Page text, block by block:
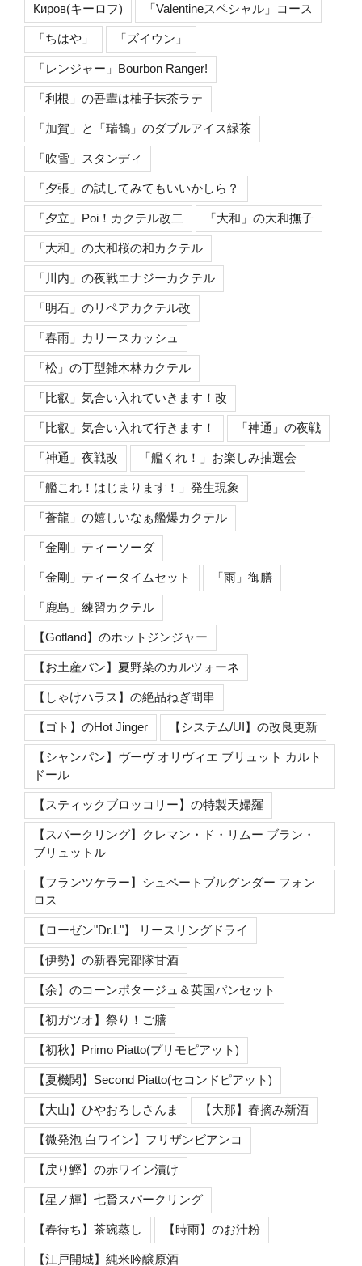
Киров(キーロフ) 「Valentineスペシャル」コース
「ちはや」 「ズイウン」
「レンジャー」Bourbon Ranger!
「利根」の吾輩は柚子抹茶ラテ
「加賀」と「瑞鶴」のダブルアイス緑茶
「吹雪」スタンディ
「夕張」の試してみてもいいかしら？
「夕立」Poi！カクテル改二 「大和」の大和撫子
「大和」の大和桜の和カクテル
「川内」の夜戦エナジーカクテル
「明石」のリペアカクテル改
「春雨」カリースカッシュ
「松」の丁型雑木林カクテル
「比叡」気合い入れていきます！改
「比叡」気合い入れて行きます！ 「神通」の夜戦
「神通」夜戦改 「艦くれ！」お楽しみ抽選会
「艦これ！はじまります！」発生現象
「蒼龍」の嬉しいなぁ艦爆カクテル
「金剛」ティーソーダ
「金剛」ティータイムセット 「雨」御膳
「鹿島」練習カクテル
【Gotland】のホットジンジャー
【お土産パン】夏野菜のカルツォーネ
【しゃけハラス】の絶品ねぎ間串
【ゴト】のHot Jinger 【システム/UI】の改良更新
【シャンパン】ヴーヴ オリヴィエ ブリュット カルト
ドール
【スティックブロッコリー】の特製天婦羅
【スパークリング】クレマン・ド・リムー ブラン・
ブリュットル
【フランツケラー】シュペートブルグンダー フォン
ロス
【ローゼン"Dr.L"】 リースリングドライ
【伊勢】の新春完部隊甘酒
【余】のコーンポタージュ＆英国パンセット
【初ガツオ】祭り！ご膳
【初秋】Primo Piatto(プリモピアット)
【夏機関】Second Piatto(セコンドピアット)
【大山】ひやおろしさんま 【大那】春摘み新酒
【微発泡 白ワイン】フリザンビアンコ
【戻り鰹】の赤ワイン漬け
【星ノ輝】七賢スパークリング
【春待ち】茶碗蒸し 【時雨】のお汁粉
【江戸開城】純米吟醸原酒